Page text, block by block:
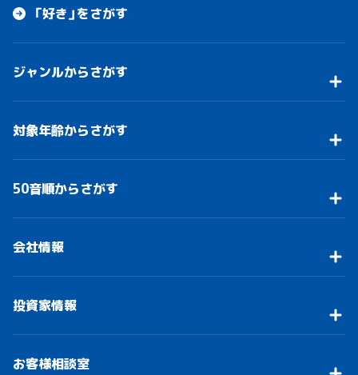
「好き」をさがす
ジャンルからさがす
対象年齢からさがす
50音順からさがす
会社情報
投資家情報
お客様相談室